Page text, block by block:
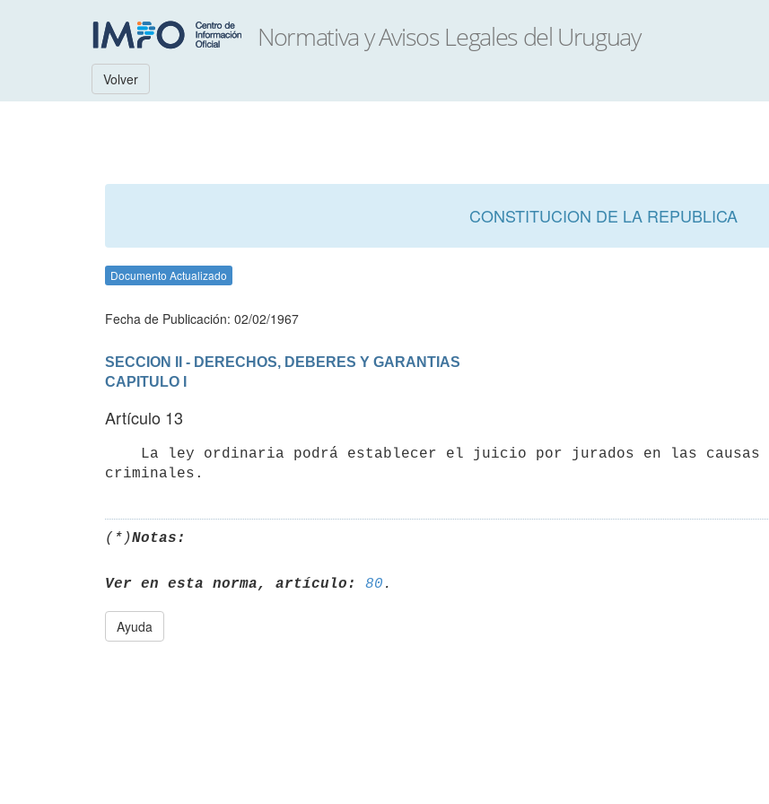
Volver
CONSTITUCION DE LA REPUBLICA
Documento Actualizado
Fecha de Publicación: 02/02/1967
SECCION II - DERECHOS, DEBERES Y GARANTIAS
CAPITULO I
Artículo 13
(*)Notas:
Ver en esta norma, artículo: 80
Ayuda